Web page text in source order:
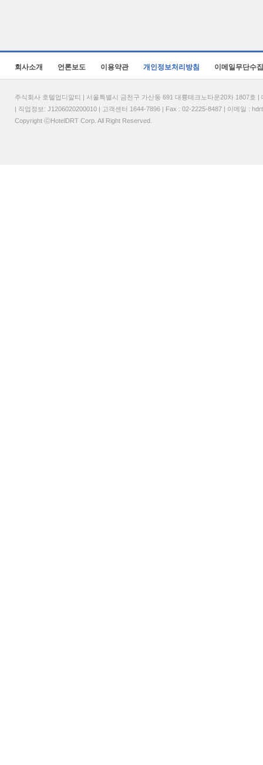
회사소개 언론보도 이용약관 개인정보처리방침 이메일무단수
주식회사 호텔업디알티 | 서울특별시 금천구 가산동 691 대륭테크노타운20차 1807
| 직업정보: J1206020200010 | 고객센터 1644-7896 | Fax : 02-2225-8487 | 이메일 :
Copyright ⓒHotelDRT Corp. All Right Reserved.